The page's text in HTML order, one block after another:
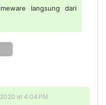
langsung dari
at 4:04 PM